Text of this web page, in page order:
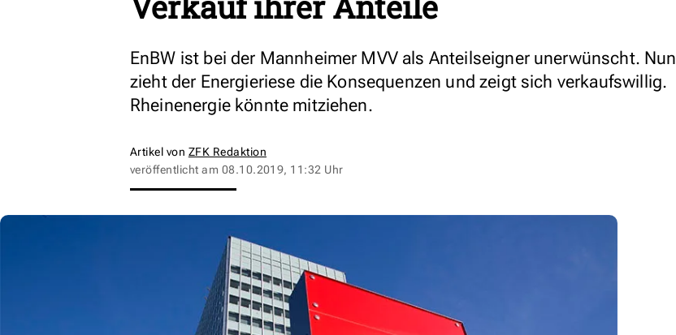
EnBW ist bei der Mannheimer MVV als Anteilseigner unerwünscht. Nun
zieht der Energieriese die Konsequenzen und zeigt sich verkaufswillig.
Rheinenergie könnte mitziehen.
Artikel von ZFK Redaktion
veröffentlicht am 08.10.2019, 11:32 Uhr